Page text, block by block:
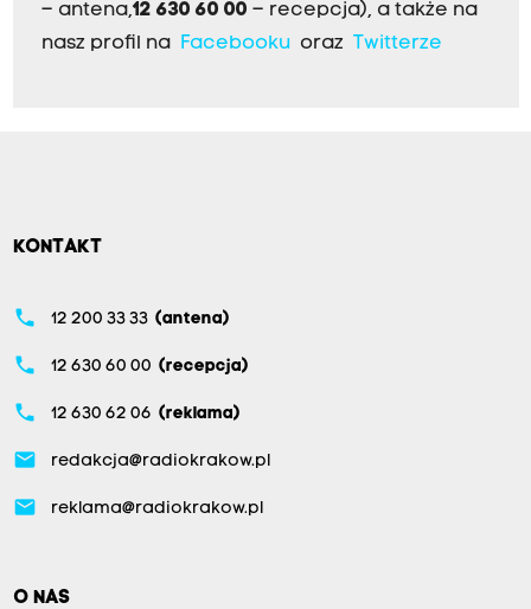
– antena,12 630 60 00 – recepcja), a także na
nasz profil na Facebookuoraz Twitterze
KONTAKT
phone 12 200 33 33 (antena)
phone 12 630 60 00 (recepcja)
phone 12 630 62 06 (reklama)
email redakcja@radiokrakow.pl
email reklama@radiokrakow.pl
O NAS